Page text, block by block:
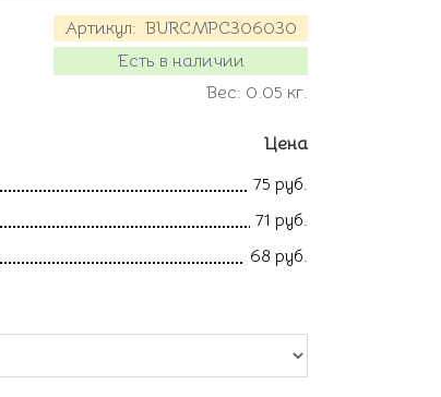
Артикул: BURCMPC306030
Есть в наличии
Вес: 0.05 кг.
Цена
75 руб.
71 руб.
68 руб.